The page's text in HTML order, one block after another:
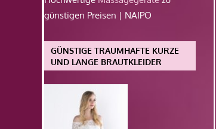
günstigen Preisen | NAIPO
GÜNSTIGE TRAUMHAFTE KURZE
UND LANGE BRAUTKLEIDER